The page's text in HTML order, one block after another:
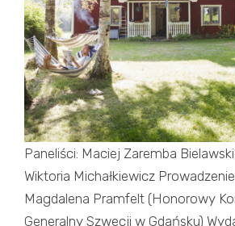
Paneliści: Maciej Zaremba
Wiktoria Michałkiewicz
Magdalena Pramfelt (Honorowy
Generalny Szwecji w Gdańsku)